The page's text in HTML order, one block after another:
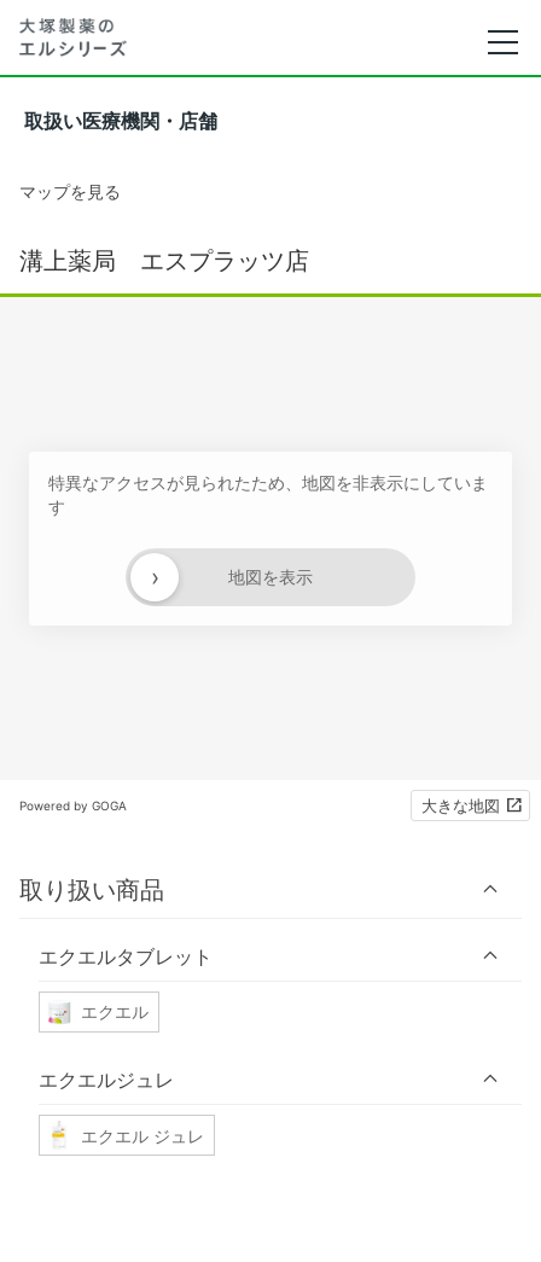
取扱い医療機関・店舗
マップを見る
溝上薬局 エスプラッツ店
特異なアクセスが見られたため、地図を非表示にしていま
す
地図を表示
›
Powered by GOGA 大きな地図
取り扱い商品
エクエルタブレット
エクエル
エクエルジュレ
エクエル ジュレ